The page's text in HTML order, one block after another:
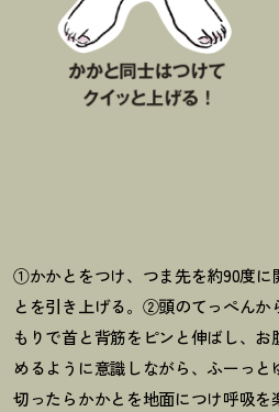
①かかとをつけ、つま先を約90度に
とを引き上げる。②頭のてっぺんか
もりで首と背筋をピンと伸ばし、
めるように意識しながら、ふーっ
切ったらかかとを地面につけ呼吸を